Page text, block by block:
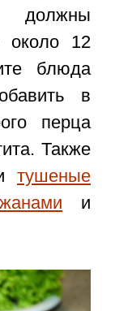
должны
около 12
блюда
в
перца
Также
тушеные
и